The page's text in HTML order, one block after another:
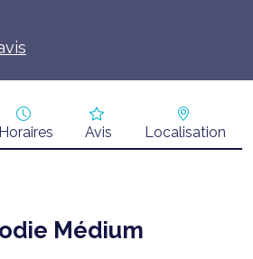
Horaires Avis Localisation
Médium